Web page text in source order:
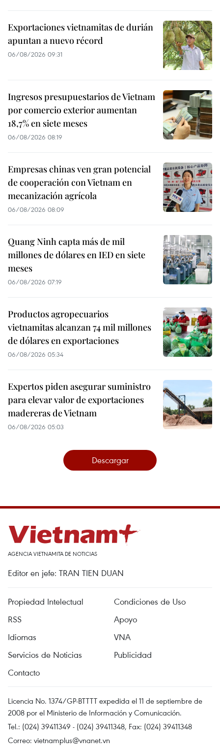
Exportaciones vietnamitas de durián
apuntan a nuevo récord
06/08/2026 09:31
Ingresos presupuestarios de Vietnam
por comercio exterior aumentan
18,7% en siete meses
06/08/2026 08:19
Empresas chinas ven gran potencial
de cooperación con Vietnam en
mecanización agrícola
06/08/2026 08:09
Quang Ninh capta más de mil
millones de dólares en IED en siete
meses
06/08/2026 07:19
Productos agropecuarios
vietnamitas alcanzan 74 mil millones
de dólares en exportaciones
06/08/2026 05:34
Expertos piden asegurar suministro
para elevar valor de exportaciones
madereras de Vietnam
06/08/2026 05:03
Descargar
AGENCIA VIETNAMITA DE NOTICIAS
Editor en jefe: TRAN TIEN DUAN
Propiedad Intelectual
Condiciones de Uso
RSS
Apoyo
Idiomas
VNA
Servicios de Noticias
Publicidad
Contacto
Licencia No. 1374/GP-BTTTT expedida el 11 de septiembre de
2008 por el Ministerio de Información y Comunicación.
Tel.: (024) 39411349 - (024) 39411348, Fax: (024) 39411348
Correo: vietnamplus@vnanet.vn